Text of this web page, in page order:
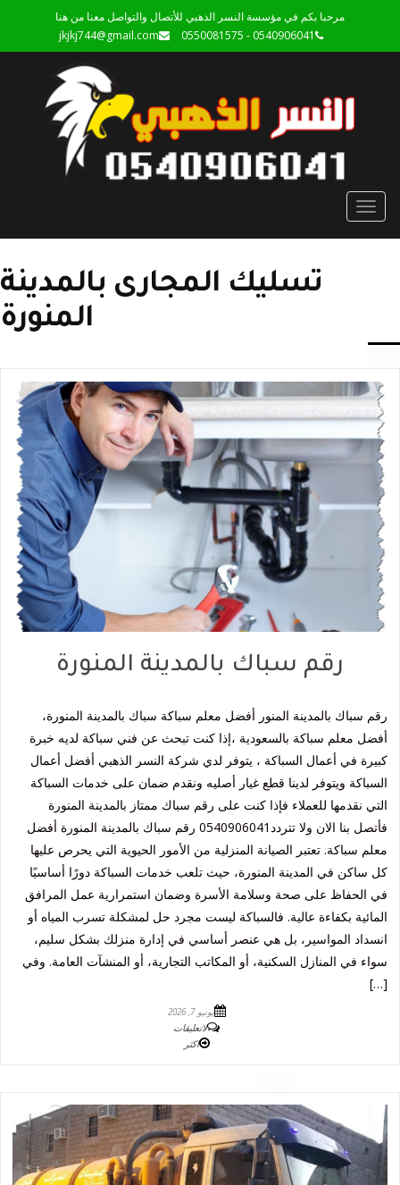
مرحبا بكم في مؤسسة النسر الذهبي للأتصال والتواصل معنا من هنا
0540906041 - 0550081575
jkjkj744@gmail.com
Toggle
تسليك المجارى بالمدينة
المنورة
رقم سباك بالمدينة المنورة
رقم سباك بالمدينة المنور أفضل معلم سباكة سباك بالمدينة المنورة،
أفضل معلم سباكة بالسعودية ،إذا كنت تبحث عن فني سباكة لديه خبرة
كبيرة في أعمال السباكة ، يتوفر لدي شركة النسر الذهبي أفضل أعمال
السباكة ويتوفر لدينا قطع غيار أصليه ونقدم ضمان على خدمات السباكة
التي نقدمها للعملاء فإذا كنت على رقم سباك ممتاز بالمدينة المنورة
فأتصل بنا الان ولا تتردد0540906041 رقم سباك بالمدينة المنورة أفضل
معلم سباكة. تعتبر الصيانة المنزلية من الأمور الحيوية التي يحرص عليها
كل ساكن في المدينة المنورة، حيث تلعب خدمات السباكة دورًا أساسيًا
في الحفاظ على صحة وسلامة الأسرة وضمان استمرارية عمل المرافق
المائية بكفاءة عالية. فالسباكة ليست مجرد حل لمشكلة تسرب المياه أو
انسداد المواسير، بل هي عنصر أساسي في إدارة منزلك بشكل سليم،
سواء في المنازل السكنية، أو المكاتب التجارية، أو المنشآت العامة. وفي
[…]
يونيو 7, 2026
لاتعليقات
اكثر